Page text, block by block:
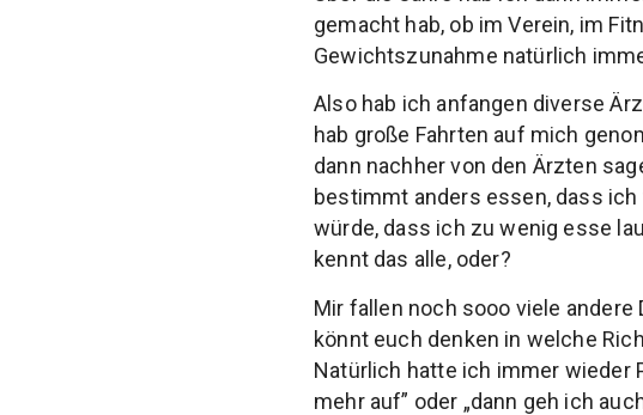
gemacht hab, ob im Verein, im
Gewichtszunahme natürlich
Also hab ich anfangen diverse
hab große Fahrten auf mich
dann nachher von den Ärzten
bestimmt anders essen, dass
würde, dass ich zu wenig esse
kennt das alle, oder?
Mir fallen noch sooo viele andere
könnt euch denken in welche
Natürlich hatte ich immer wieder
mehr auf” oder „dann geh ich